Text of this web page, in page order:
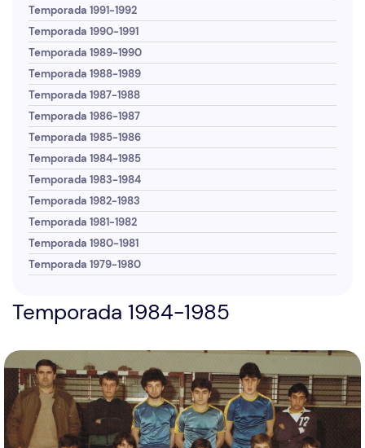
Temporada 1991-1992
Temporada 1990-1991
Temporada 1989-1990
Temporada 1988-1989
Temporada 1987-1988
Temporada 1986-1987
Temporada 1985-1986
Temporada 1984-1985
Temporada 1983-1984
Temporada 1982-1983
Temporada 1981-1982
Temporada 1980-1981
Temporada 1979-1980
Temporada 1984-1985